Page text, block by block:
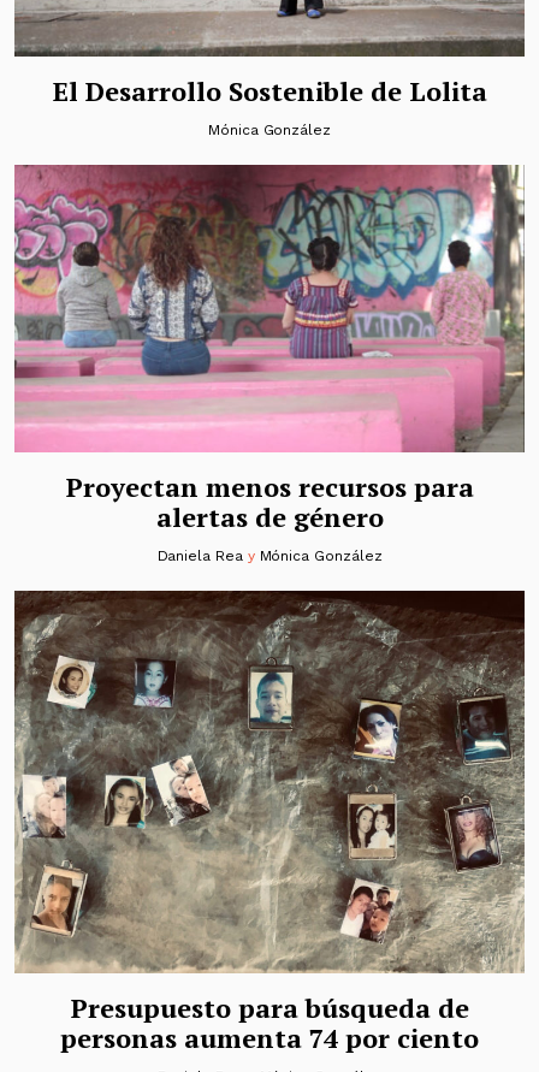
El Desarrollo Sostenible de Lolita
Mónica González
Proyectan menos recursos para
alertas de género
Daniela Rea y Mónica González
Presupuesto para búsqueda de
personas aumenta 74 por ciento